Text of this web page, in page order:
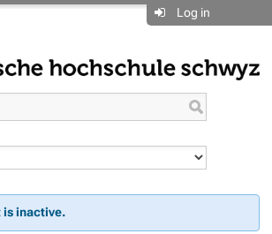
Log in
is inactive.